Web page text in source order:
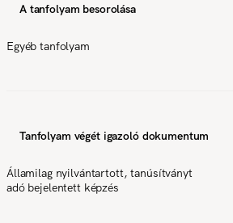
A tanfolyam besorolása
Egyéb tanfolyam
Tanfolyam végét igazoló dokumentum
Államilag nyilvántartott, tanúsítványt
adó bejelentett képzés